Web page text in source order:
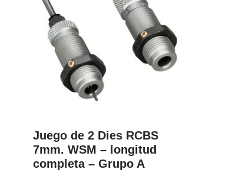
Juego de 2 Dies RCBS
7mm. WSM – longitud
completa – Grupo A